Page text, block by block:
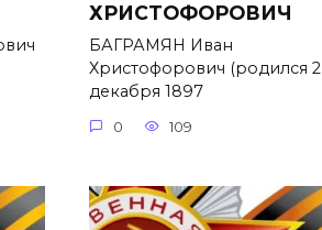
ХРИСТОФОРОВИЧ
БАГРАМЯН Иван
Христофорович (родился 2
декабря 1897
0 109